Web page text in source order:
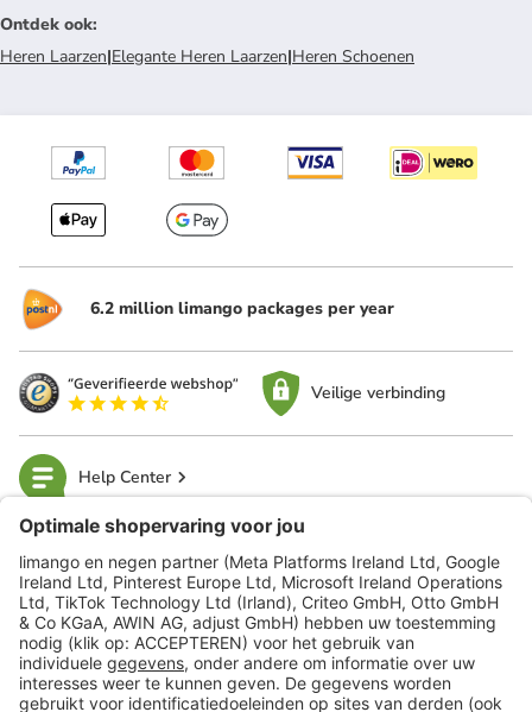
Ontdek ook:
Heren Laarzen|Elegante Heren Laarzen|Heren Schoenen
6.2 million limango packages per year
Veilige verbinding
Help Center
limango
Veilig winkelen
Klantenservice